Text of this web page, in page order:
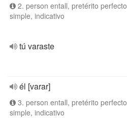
2. person entall, pretérito perfecto
simple, indicativo
tú varaste
él [varar]
3. person entall, pretérito perfecto
simple, indicativo